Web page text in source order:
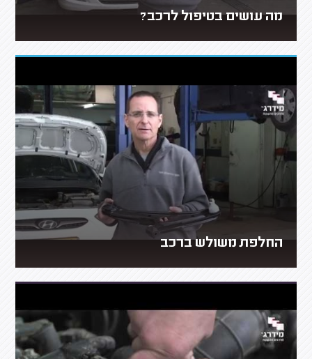
מה עושים בטיפול לרכב?
החלפת משולש ברכב